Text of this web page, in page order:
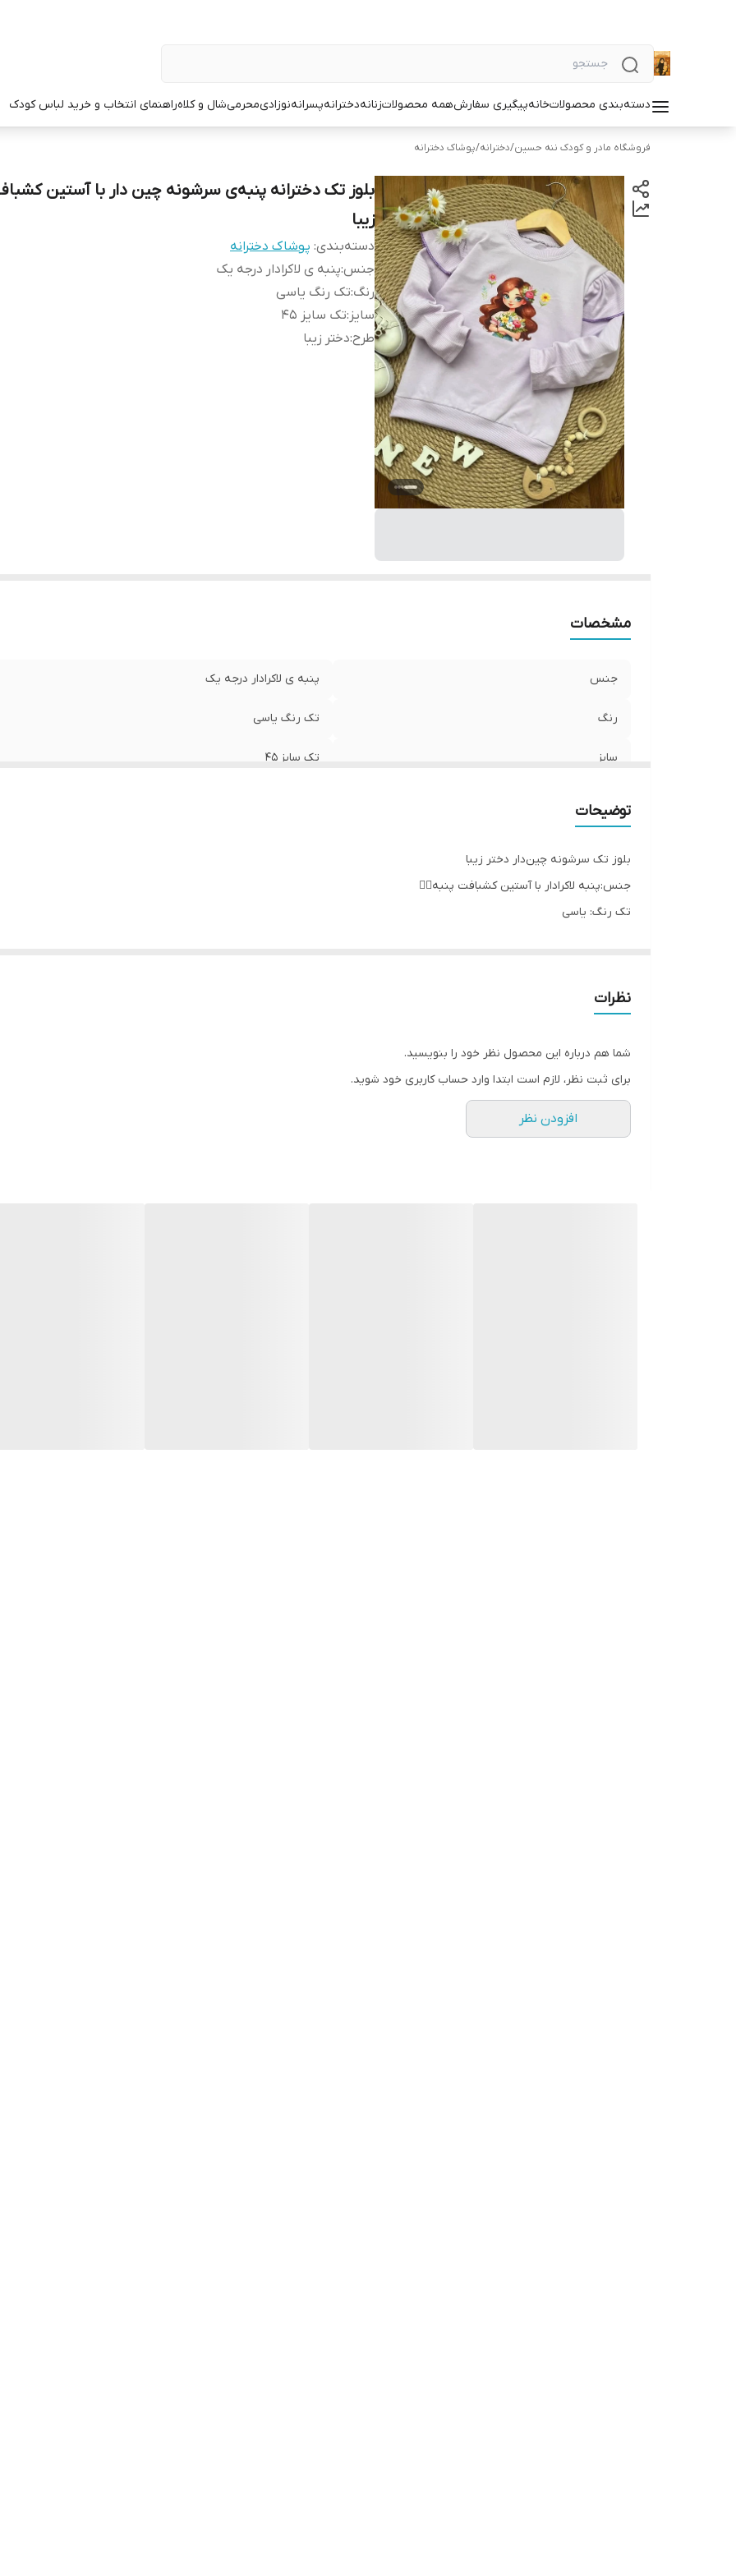
دسته‌بندی محصولاتخانهپیگیری سفارشهمه محصولاتزنانهدخترانهپسرانهنوزادیمحرمیشال و کلاهراهنمای انتخاب و خرید لباس کودک
فروشگاه مادر و کودک ننه حسین/دخترانه/پوشاک دخترانه
بلوز تک دخترانه پنبه‌ی سرشونه چین دار با آستین
زیبا
دسته‌بندی: پوشاک دخترانه
جنس:پنبه ی لاکرادار درجه یک
رنگ:تک رنگ یاسی
سایز :تک سایز ۴۵
طرح:دختر زیبا
مشخصات
جنس پنبه ی لاکرادار درجه یک
رنگ تک رنگ یاسی
سایز تک سایز ۴۵
توضیحات
بلوز تک سرشونه چین‌دار دختر زیبا
جنس:پنبه لاکرادار با آستین کشبافت پنبه👌🏻
تک رنگ: یاسی
پهنا ۳۵، آستین ۳۷، قدبلوز ۴۴
نظرات
شما هم درباره این محصول نظر خود را بنویسید.
برای ثبت نظر، لازم است ابتدا وارد حساب کاربری خود شوید.
افزودن نظر